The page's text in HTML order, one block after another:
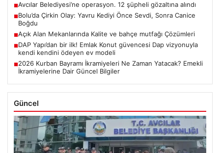
■Avcılar Belediyesi’ne operasyon. 12 şüpheli gözaltına alındı
■Bolu’da Çirkin Olay: Yavru Kediyi Önce Sevdi, Sonra Canice
Boğdu
■Açık Alan Mekanlarında Kalite ve bahçe mutfağı Çözümleri
■DAP Yapı’dan bir ilk! Emlak Konut güvencesi Dap vizyonuyla
kendi kendini ödeyen ev modeli
■2026 Kurban Bayramı İkramiyeleri Ne Zaman Yatacak? Emekli
İkramiyelerine Dair Güncel Bilgiler
Güncel